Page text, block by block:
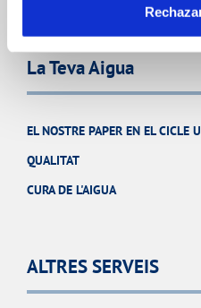
La Teva Aigua
EL NOSTRE PAPER EN EL CICLE
QUALITAT
CURA DE L'AIGUA
ALTRES SERVEIS